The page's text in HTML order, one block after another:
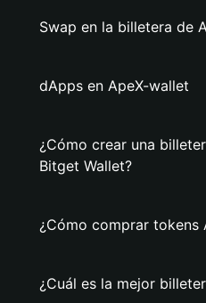
Swap en la billetera de
dApps en ApeX-wallet
¿Cómo crear una
Bitget Wallet?
¿Cómo comprar tokens
¿Cuál es la mejor